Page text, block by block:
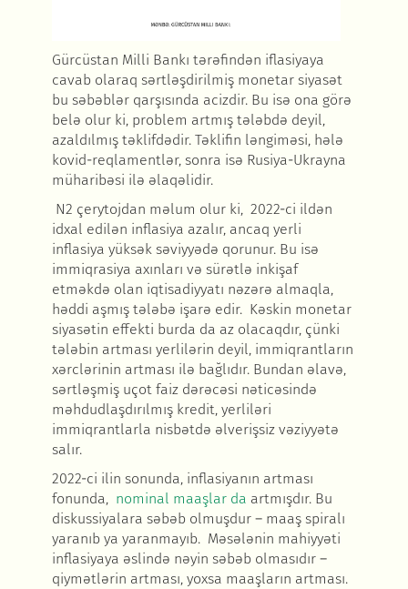
Gürcüstan Milli Bankı tərəfindən iflasiyaya
cavab olaraq sərtləşdirilmiş monetar siyasət
bu səbəblər qarşısında acizdir. Bu isə ona görə
belə olur ki, problem artmış tələbdə deyil,
azaldılmış təklifdədir. Təklifin ləngiməsi, hələ
kovid-reqlamentlər, sonra isə Rusiya-Ukrayna
müharibəsi ilə əlaqəlidir.
N2 çerytojdan məlum olur ki, 2022-ci ildən
idxal edilən inflasiya azalır, ancaq yerli
inflasiya yüksək səviyyədə qorunur. Bu isə
immiqrasiya axınları və sürətlə inkişaf
etməkdə olan iqtisadiyyatı nəzərə almaqla,
həddi aşmış tələbə işarə edir. Kəskin monetar
siyasətin effekti burda da az olacaqdır, çünki
tələbin artması yerlilərin deyil, immiqrantların
xərclərinin artması ilə bağlıdır. Bundan əlavə,
sərtləşmiş uçot faiz dərəcəsi nəticəsində
məhdudlaşdırılmış kredit, yerliləri
immiqrantlarla nisbətdə əlverişsiz vəziyyətə
salır.
2022-ci ilin sonunda, inflasiyanın artması
fonunda, nominal maaşlar da artmışdır. Bu
diskussiyalara səbəb olmuşdur – maaş spiralı
yaranıb ya yaranmayıb. Məsələnin mahiyyəti
inflasiyaya əslində nəyin səbəb olmasıdır–
qiymətlərin artması, yoxsa maaşların artması.